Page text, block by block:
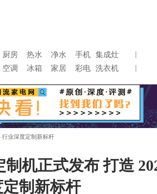
厨房 热水 净水 手机 集成灶 |
空调 冰箱 家居 彩电 洗衣机 |
行业深度定制新标杆
机正式发布 打造
制新标杆